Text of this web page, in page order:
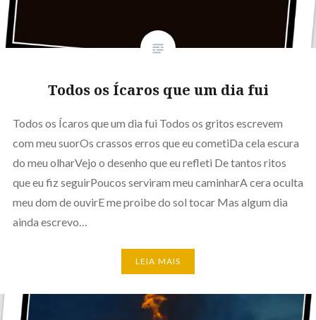
Todos os Ícaros que um dia fui
Todos os Ícaros que um dia fui Todos os gritos escrevem
com meu suorOs crassos erros que eu cometiDa cela escura
do meu olharVejo o desenho que eu refleti De tantos ritos
que eu fiz seguirPoucos serviram meu caminharA cera oculta
meu dom de ouvirE me proibe do sol tocar Mas algum dia
ainda escrevo…
LEIA MAIS